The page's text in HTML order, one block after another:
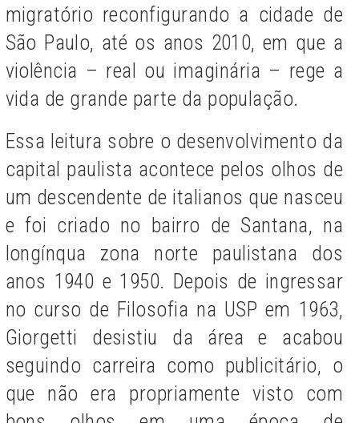
migratório reconfigurando a cidade de
São Paulo, até os anos 2010, em que a
violência – real ou imaginária – rege a
vida de grande parte da população.
Essa leitura sobre o desenvolvimento da
capital paulista acontece pelos olhos de
um descendente de italianos que nasceu
e foi criado no bairro de Santana, na
longínqua zona norte paulistana dos
anos 1940 e 1950. Depois de ingressar
no curso de Filosofia na USP em 1963,
Giorgetti desistiu da área e acabou
seguindo carreira como publicitário, o
que não era propriamente visto com